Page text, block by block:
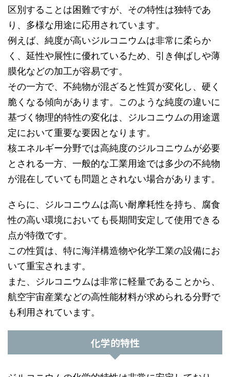
区別することは困難ですが、その特性は独特であ
り、多様な用途に応用されています。
例えば、純度が高いジルコニウムは非常に柔らか
く、延性や展性に優れているため、引き伸ばしや薄
膜化などの加工が容易です。
その一方で、不純物が混ざると性質が変化し、硬く
脆くなる傾向があります。このような純度の違いに
基づく物理的特性の変化は、ジルコニウムの用途選
定において重要な要因となります。
核エネルギー分野では高純度のジルコニウムが必要
とされる一方、一般的な工業用途では多少の不純物
が混在していても問題とされない場合があります。
さらに、ジルコニウムは高い耐摩耗性を持ち、腐食
性の高い環境においても長期間安定して使用できる
点が特徴です。
この性質は、特に海洋構造物や化学工業の設備にお
いて重宝されます。
また、ジルコニウムは非常に軽量であることから、
航空宇宙産業などの高性能材料が求められる分野で
も利用されています。
化学的特性